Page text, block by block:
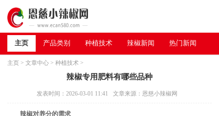
主页 产品类别 种植技术 辣椒新闻 热门新闻
主页 > 文章中心 > 种植技术 >
辣椒专用肥料有哪些品种
发表时间：2026-03-01 11:41 文章来源：恩慈小辣椒网
辣椒对养分的需求